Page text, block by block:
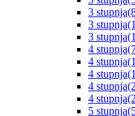
3
3
3
4
4
4
4
4
5